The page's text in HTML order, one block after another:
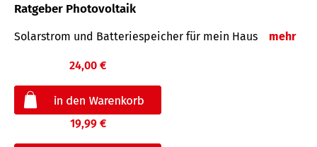
Ratgeber Photovoltaik
Solarstrom und Batteriespeicher für mein Haus mehr
24,00 €
19,99 €